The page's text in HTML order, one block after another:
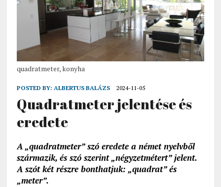
quadratmeter, konyha
POSTED BY: ALBERTUS BALÁZS 2024-11-05
Quadratmeter jelentése és
eredete
A „quadratmeter” szó eredete a német nyelvből
származik, és szó szerint „négyzetmétert” jelent.
A szót két részre bonthatjuk: „quadrat” és
„meter”.